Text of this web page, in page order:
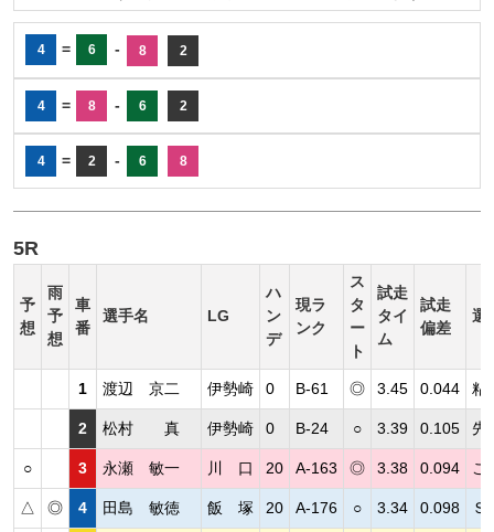
4 = 6 - 8 2
4 = 8 - 6 2
4 = 2 - 6 8
5R
予
想
雨
予
想
車
番
選手名 LG
ハ
ン
デ
現ラ
ンク
ス
タ
ー
ト
試走
タイ
ム
試走
偏差
選
1 渡辺 京二 伊勢崎 0 B-61 ◎ 3.45 0.044 粘
2 松村 真 伊勢崎 0 B-24 ○ 3.39 0.105 先
○ 3 永瀬 敏一 川 口 20 A-163 ◎ 3.38 0.094 こ
△ ◎ 4 田島 敏徳 飯 塚 20 A-176 ○ 3.34 0.098 Ｓ